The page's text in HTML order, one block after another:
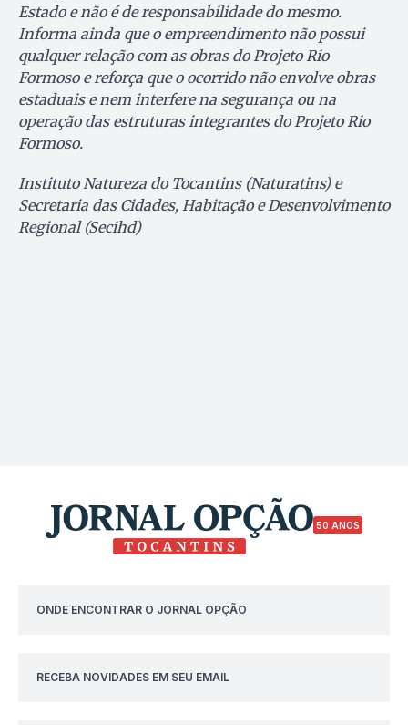
Estado e não é de responsabilidade do mesmo.
Informa ainda que o empreendimento não possui
qualquer relação com as obras do Projeto Rio
Formoso e reforça que o ocorrido não envolve obras
estaduais e nem interfere na segurança ou na
operação das estruturas integrantes do Projeto Rio
Formoso.
Instituto Natureza do Tocantins (Naturatins) e
Secretaria das Cidades, Habitação e Desenvolvimento
Regional (Secihd)
50 ANOS
ONDE ENCONTRAR O JORNAL OPÇÃO
RECEBA NOVIDADES EM SEU EMAIL